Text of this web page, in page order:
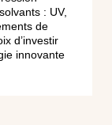
: UV,
de
d’investir
innovante